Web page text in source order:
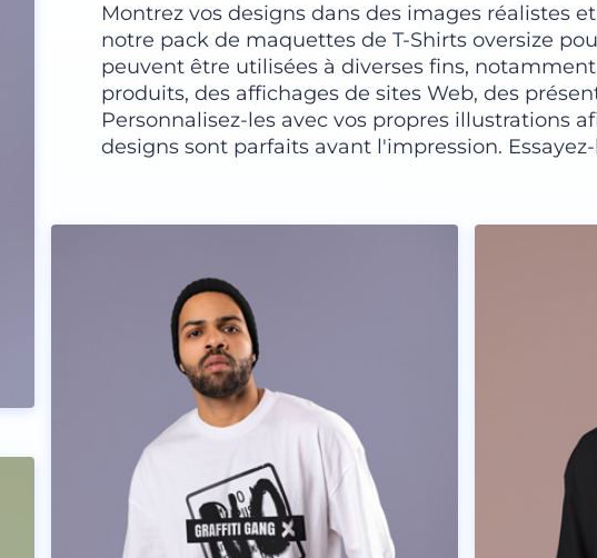
Montrez vos designs dans des images réalistes
notre pack de maquettes de T-Shirts oversize
peuvent être utilisées à diverses fins,
produits, des affichages de sites Web, des
Personnalisez-les avec vos propres illustrations
designs sont parfaits avant l'impression.